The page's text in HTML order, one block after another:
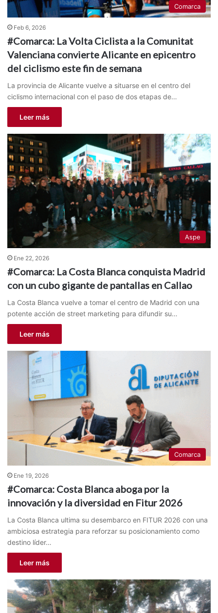
Comarca
Feb 6, 2026
#Comarca: La Volta Ciclista a la Comunitat
Valenciana convierte Alicante en epicentro
del ciclismo este fin de semana
La provincia de Alicante vuelve a situarse en el centro del
ciclismo internacional con el paso de dos etapas de…
Leer más
Aspe
Ene 22, 2026
#Comarca: La Costa Blanca conquista Madrid
con un cubo gigante de pantallas en Callao
La Costa Blanca vuelve a tomar el centro de Madrid con una
potente acción de street marketing para difundir su…
Leer más
Comarca
Ene 19, 2026
#Comarca: Costa Blanca aboga por la
innovación y la diversidad en Fitur 2026
La Costa Blanca ultima su desembarco en FITUR 2026 con una
ambiciosa estrategia para reforzar su posicionamiento como
destino líder…
Leer más